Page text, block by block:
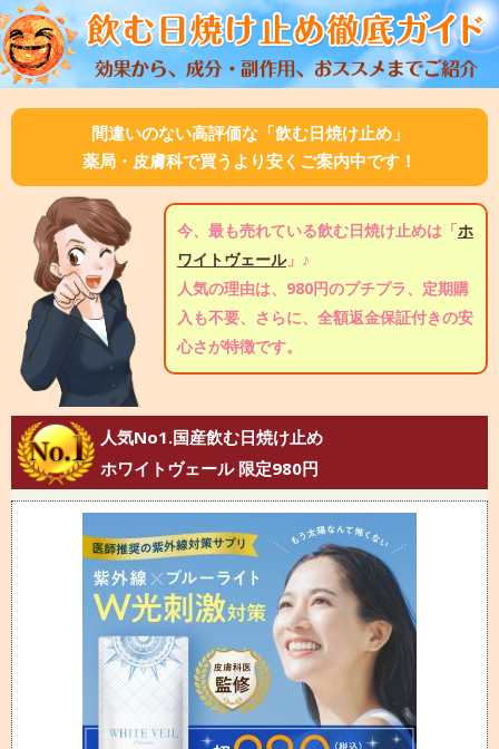
間違いのない高評価な「飲む日焼け止め」
薬局・皮膚科で買うより安くご案内中です！
今、最も売れている飲む日焼け止めは「ホ
ワイトヴェール」♪
人気の理由は、980円のプチプラ、定期購
入も不要、さらに、全額返金保証付きの安
心さが特徴です。
人気No1.国産飲む日焼け止め
ホワイトヴェール 限定980円